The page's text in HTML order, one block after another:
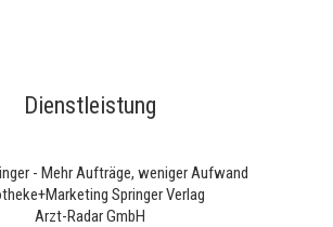
Dienstleistung
- Mehr Aufträge, weniger Aufwand
Springer Verlag
Arzt-Radar GmbH